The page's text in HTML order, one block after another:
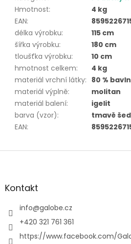
Hmotnost:
4 kg
EAN:
délka výrobku:
115 cm
šířka výrobku:
180 cm
tloušťka výrobku:
10 cm
hmotnost celkem:
4 kg
materiál vrchní látky: 80 %
materiál výplně:
molitan
materiál balení:
igelit
barva (vzor):
tmavě
EAN:
Z
aKontakt
info@galobe.cz
+420 321 761 361
https://www.facebook.com/